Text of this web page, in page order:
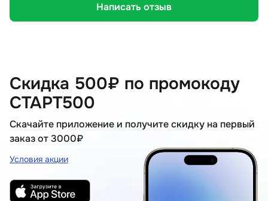
Написать отзыв
Скидка 500₽ по промокоду
СТАРТ500
Скачайте приложение и получите скидку на первый
заказ от 3000₽
Условия акции